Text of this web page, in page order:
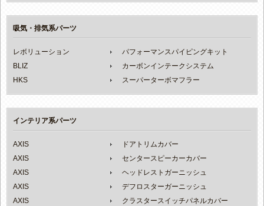
吸気・排気系パーツ
レボリューション
パフォーマンスパイピングキット
BLIZ
カーボンインテークシステム
HKS
スーパーターボマフラー
インテリア系パーツ
AXIS
ドアトリムカバー
AXIS
センタースピーカーカバー
AXIS
ヘッドレストガーニッシュ
AXIS
デフロスターガーニッシュ
AXIS
クラスタースイッチパネルカバー